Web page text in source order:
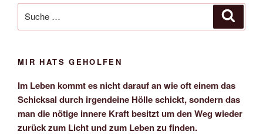
nach:
MIR HATS GEHOLFEN
Im Leben kommt es nicht darauf an wie oft einem das
Schicksal durch irgendeine Hölle schickt, sondern das
man die nötige innere Kraft besitzt um den Weg wieder
zurück zum Licht und zum Leben zu finden.